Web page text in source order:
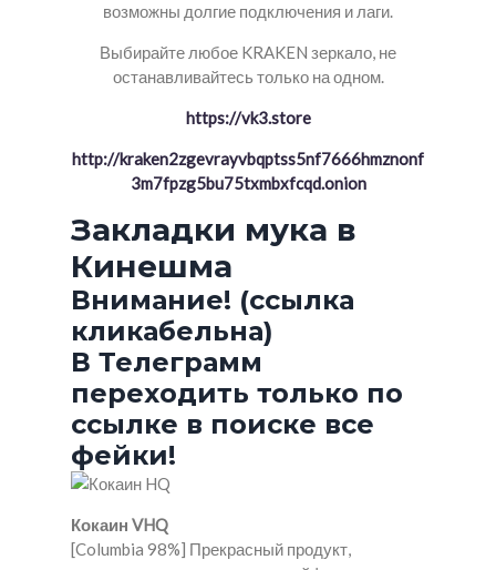
возможны долгие подключения и лаги.
Выбирайте любое KRAKEN зеркало, не
останавливайтесь только на одном.
https://vk3.store
http://kraken2zgevrayvbqptss5nf7666hmznonf
3m7fpzg5bu75txmbxfcqd.onion
Закладки мука в
Кинешма
Внимание! (ссылка
кликабельна)
В Телеграмм
переходить только по
ссылке в поиске все
фейки!
Кокаин VHQ
[Columbia 98%] Прекрасный продукт,